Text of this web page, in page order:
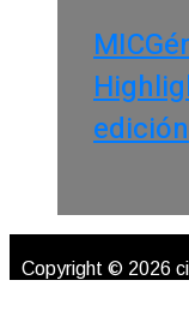
edición
Copyright © 2026